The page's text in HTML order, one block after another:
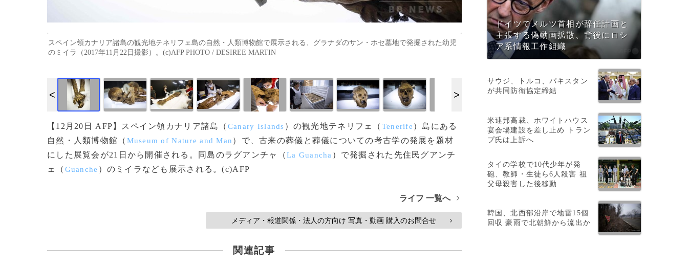
スペイン領カナリア諸島の観光地テネリフェ島の自然・人類博物館で展示される、グラナダのサン・ホセ墓地で発掘された幼児
のミイラ（2017年11月22日撮影）。(c)AFP PHOTO / DESIREE MARTIN
【12月20日 AFP】スペイン領カナリア諸島（ Canary Islands ）の観光地テネリフェ（ Tenerife ）島にある
自然・人類博物館（ Museum of Nature and Man ）で、古来の葬儀と葬儀についての考古学の発展を題材
にした展覧会が21日から開催される。同島のラグアンチャ（La Guancha ）で発掘された先住民グアンチ
ェ（ Guanche ）のミイラなども展示される。(c)AFP
ライフ 一覧へ >
メディア・報道関係・法人の方向け 写真・動画 購入のお問合せ >
関連記事
ドイツでメルツ首相が辞任計画と
主張する偽動画拡散、背後にロシ
ア系情報工作組織
サウジ、トルコ、パキスタン
が共同防衛協定締結
米連邦高裁、ホワイトハウス
宴会場建設を差し止め トラン
プ氏は上訴へ
タイの学校で10代少年が発
砲、教師・生徒ら6人殺害 祖
父母殺害した後移動
韓国、北西部沿岸で地雷15個
回収 豪雨で北朝鮮から流出か